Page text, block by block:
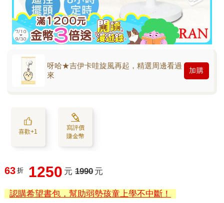
呀哈★吉伊卡哇旋風再起，精選周邊看過
來
加購
喜歡+1
寫評價
賺金幣
63 折 1250 元 1990 元
認購希望書包，幫助弱勢孩童上學不中斷！